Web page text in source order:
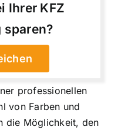
Ihrer KFZ
sparen?
professionellen
von Farben und
die Möglichkeit, den